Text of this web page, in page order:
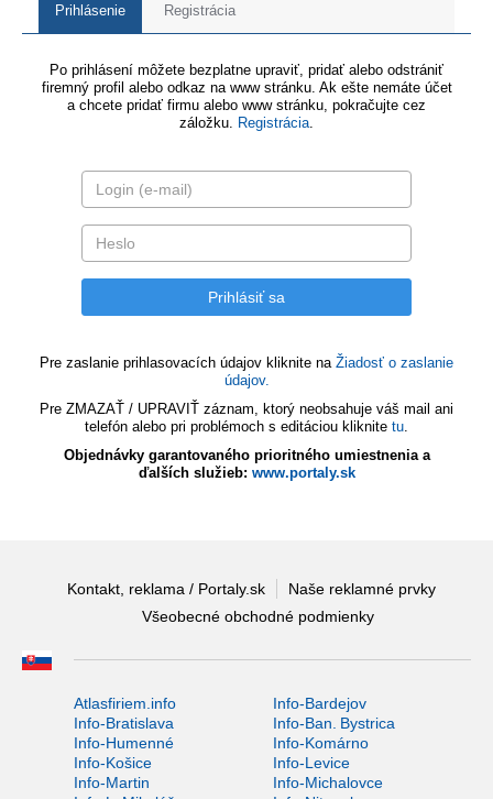
Prihlásenie Registrácia
Po prihlásení môžete bezplatne upraviť, pridať alebo odstrániť
firemný profil alebo odkaz na www stránku. Ak ešte nemáte účet
a chcete pridať firmu alebo www stránku, pokračujte cez
záložku. Registrácia.
Pre zaslanie prihlasovacích údajov kliknite na Žiadosť o zaslanie
údajov.
Pre ZMAZAŤ / UPRAVIŤ záznam, ktorý neobsahuje váš mail ani
telefón alebo pri problémoch s editáciou kliknite tu.
Objednávky garantovaného prioritného umiestnenia a
ďalších služieb: www.portaly.sk
Kontakt, reklama / Portaly.sk
Naše reklamné prvky
Všeobecné obchodné podmienky
Atlasfiriem.info
Info-Bardejov
Info-Bratislava
Info-Ban. Bystrica
Info-Humenné
Info-Komárno
Info-Košice
Info-Levice
Info-Martin
Info-Michalovce